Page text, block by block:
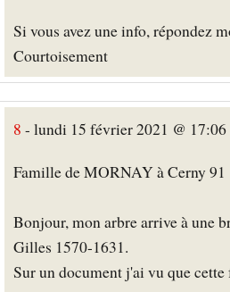
Si vous avez une info, répondez
Courtoisement
8 - lundi 15 février 2021 @ 17:06
Famille de MORNAY à Cerny 91
Bonjour, mon arbre arrive à une
Gilles 1570-1631.
Sur un document j'ai vu que